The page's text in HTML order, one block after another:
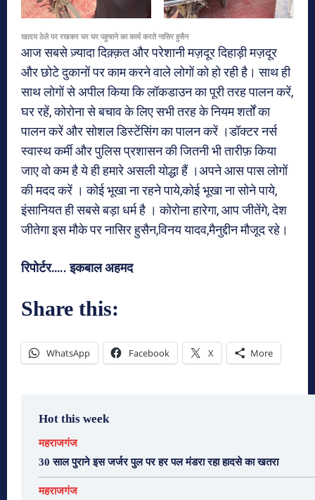
खादय ठेले पर रखकर घर घर पहुचाने का कार्य करते नासिर हुसैन
आज सबसे ज़्यादा दिक़्क़त और परेशानी मज़दूर दिहाड़ी मज़दूर
और छोटे दुकानों पर काम करने वाले लोगों को हो रही है। साथ ही
साथ लोगों से अपील किया कि लॉकडाउन का पूरी तरह पालन करें,
घर रहें, कोरोना से बचाव के लिए सभी तरह के नियम शर्तों का
पालन करें और सोशल डिस्टेंसिंग का पालन करें ।डॉक्टर नर्स
स्वास्थ कर्मी और पुलिस प्रशासन की जितनी भी तारीफ़ किया
जाए वो कम है ये ही हमारे असली योद्धा हैं ।अपने आस पास लोगों
की मदद करें । कोई भूखा ना रहने पाये,कोई भूखा ना सोने पाये,
इंसानियत ही सबसे बड़ा धर्म है । कोरोना हारेगा, आप जीतेंगे, देश
जीतेगा इस मौके पर नासिर हुसैन,विनय यादव,मैनुद्दीन मौजूद रहे।
रिपोर्टर….. इकबाल अहमद
Share this:
WhatsApp Facebook X More
Hot this week
महराजगंज
30 साल पुराने इस जर्जर पुल पर हर पल मंडरा रहा हादसे का खतरा
महराजगंज